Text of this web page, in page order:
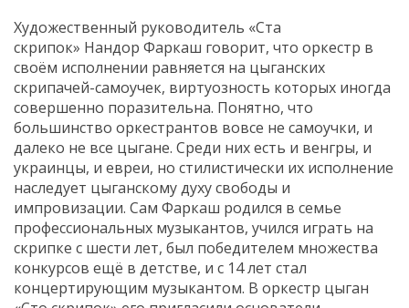
Художественный руководитель «Ста
скрипок» Нандор Фаркаш говорит, что оркестр в
своём исполнении равняется на цыганских
скрипачей-самоучек, виртуозность которых иногда
совершенно поразительна. Понятно, что
большинство оркестрантов вовсе не самоучки, и
далеко не все цыгане. Среди них есть и венгры, и
украинцы, и евреи, но стилистически их исполнение
наследует цыганскому духу свободы и
импровизации. Сам Фаркаш родился в семье
профессиональных музыкантов, учился играть на
скрипке с шести лет, был победителем множества
конкурсов ещё в детстве, и с 14 лет стал
концертирующим музыкантом. В оркестр цыган